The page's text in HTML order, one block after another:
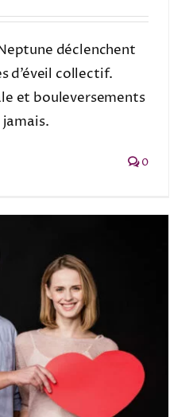
déclenchent
d’éveil collectif.
et bouleversements
jamais.
0